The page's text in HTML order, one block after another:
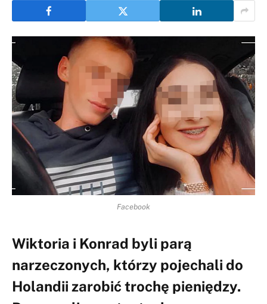
Facebook
Wiktoria i Konrad byli parą
narzeczonych, którzy pojechali do
Holandii zarobić trochę pieniędzy.